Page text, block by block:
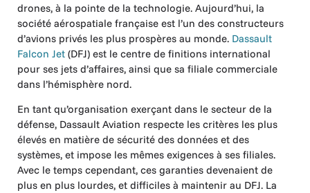
drones, à la pointe de la technologie. Aujourd’hui, la
société aérospatiale française est l’un des constructeurs
d’avions privés les plus prospères au monde. Dassault
Falcon Jet (DFJ) est le centre de finitions international
pour ses jets d’affaires, ainsi que sa filiale commerciale
dans l’hémisphère nord.
En tant qu’organisation exerçant dans le secteur de la
défense, Dassault Aviation respecte les critères les plus
élevés en matière de sécurité des données et des
systèmes, et impose les mêmes exigences à ses filiales.
Avec le temps cependant, ces garanties devenaient de
plus en plus lourdes, et difficiles à maintenir au DFJ. La